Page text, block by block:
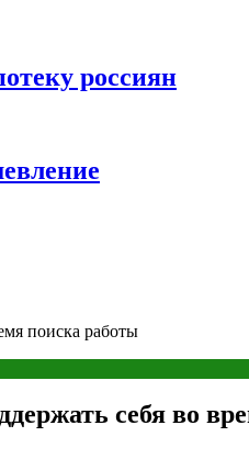
россиян
поиска работы
себя во